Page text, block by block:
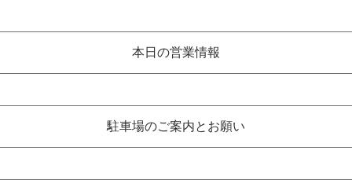
本日の営業情報
駐車場のご案内とお願い